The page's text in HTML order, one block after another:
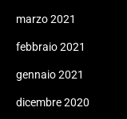
marzo 2021
febbraio 2021
gennaio 2021
dicembre 2020